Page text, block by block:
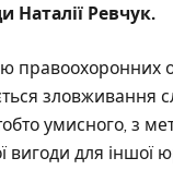
Наталії Ревчук.
правоохоронних
зловживання
умисного, з
вигоди для іншої